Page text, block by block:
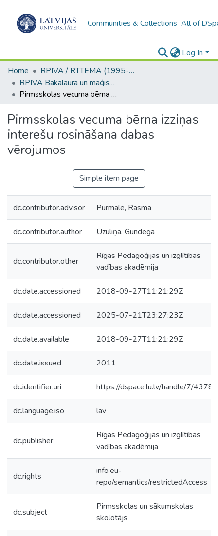
Communities & Collections All of
Log In
Home
RPIVA / RTTEMA (1995-2016)
RPIVA Bakalaura un maģistra darbi / RTTEMA Bachelor's and Master's theses (1995-2017)
Pirmsskolas vecuma bērna izziņas interešu rosināšana dabas vērojumos
Pirmsskolas vecuma bērna izziņas
interešu rosināšana dabas
vērojumos
Simple item page
dc.contributor.advisor Purmale, Rasma
dc.contributor.author Uzuliņa, Gundega
dc.contributor.other
Rīgas Pedagoģijas un izglītības
vadības akadēmija
dc.date.accessioned 2018-09-27T11:21:29Z
dc.date.accessioned 2025-07-21T23:27:23Z
dc.date.available 2018-09-27T11:21:29Z
dc.date.issued 2011
dc.identifier.uri https://dspace.lu.lv/handle/7/43786
dc.language.iso lav
dc.publisher
Rīgas Pedagoģijas un izglītības
vadības akadēmija
dc.rights
info:eu-
repo/semantics/restrictedAccess
dc.subject
Pirmsskolas un sākumskolas
skolotājs